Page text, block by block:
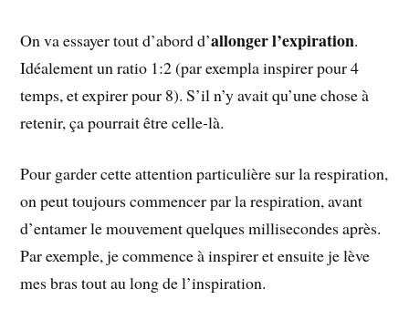
On va essayer tout d’abord d’allonger l’expiration.
Idéalement un ratio 1:2 (par exempla inspirer pour 4
temps, et expirer pour 8). S’il n’y avait qu’une chose à
retenir, ça pourrait être celle-là.
Pour garder cette attention particulière sur la respiration,
on peut toujours commencer par la respiration, avant
d’entamer le mouvement quelques millisecondes après.
Par exemple, je commence à inspirer et ensuite je lève
mes bras tout au long de l’inspiration.